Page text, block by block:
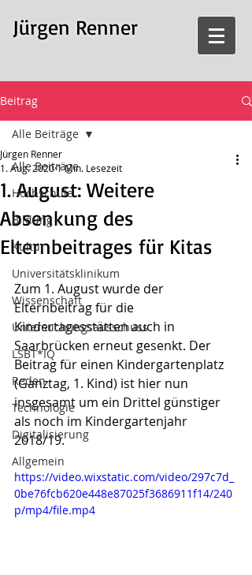
Jürgen Renner
Beitrag
Alle Beiträge
Hochschule
Bildung
Kultur
Universitätsklinikum
Wissenschaft
Untersuchungsausschuss
LSBT*IQ
Reden
Technologie
Digitalisierung
Allgemein
Alle Beiträge
1. August: Weitere
Absenkung des
Elternbeitrages für Kitas
Jürgen Renner
1. Aug. 20201 Min. Lesezeit
Zum 1. August wurde der
Elternbeitrag für die
Kindertagesstätten auch in
Saarbrücken erneut gesenkt. Der
Beitrag für einen Kindergartenplatz
(Ganztag, 1. Kind) ist hier nun
insgesamt um ein Drittel günstiger
als noch im Kindergartenjahr
2018/19.
https://video.wixstatic.com/video/297c7d_
0be76fcb620e448e87025f3686911f14/240
p/mp4/file.mp4